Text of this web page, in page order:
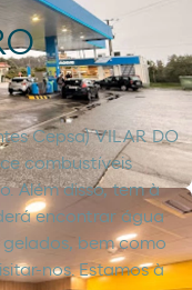
Cepsa) VILAR DO
combustíveis
Além disso, tem à
encontrar água
bem como
nos. Estamos à